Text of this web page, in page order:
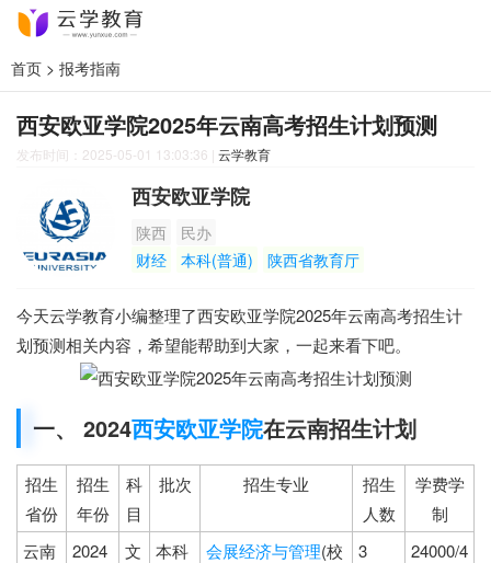
首页 > 报考指南
西安欧亚学院2025年云南高考招生计划预测
发布时间：2025-05-01 13:03:36 | 云学教育
西安欧亚学院
陕西
民办
财经
本科(普通) 陕西省教育厅
今天云学教育小编整理了西安欧亚学院2025年云南高考招生计
划预测相关内容，希望能帮助到大家，一起来看下吧。
一、 2024西安欧亚学院在云南招生计划
招生
省份
招生
年份
科
目
批次 招生专业
招生
人数
学费学
制
云南
2024
文
本科
会展经济与管理(校
3 24000/4